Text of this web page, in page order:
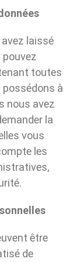
laissé
toutes
possédons à
nous avez
la
vous
les
être
de